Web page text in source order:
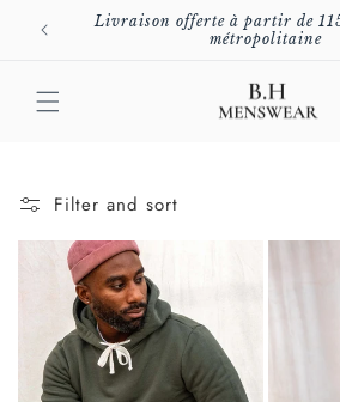
Skip to
content
Livraison offerte à partir de
métropolitaine
Filter and sort